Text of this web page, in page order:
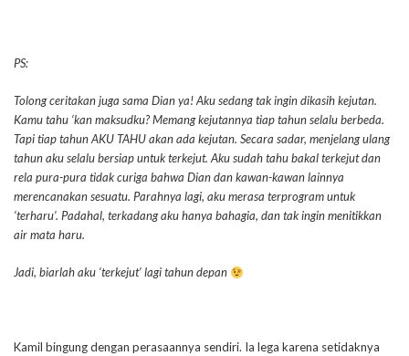
PS:
Tolong ceritakan juga sama Dian ya! Aku sedang tak ingin dikasih kejutan.
Kamu tahu ‘kan maksudku? Memang kejutannya tiap tahun selalu berbeda.
Tapi tiap tahun AKU TAHU akan ada kejutan. Secara sadar, menjelang ulang
tahun aku selalu bersiap untuk terkejut. Aku sudah tahu bakal terkejut dan
rela pura-pura tidak curiga bahwa Dian dan kawan-kawan lainnya
merencanakan sesuatu. Parahnya lagi, aku merasa terprogram untuk
‘terharu’. Padahal, terkadang aku hanya bahagia, dan tak ingin menitikkan
air mata haru.
Jadi, biarlah aku ‘terkejut’ lagi tahun depan
Kamil bingung dengan perasaannya sendiri. Ia lega karena setidaknya